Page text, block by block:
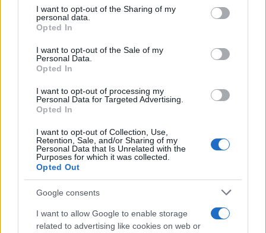
I want to opt-out of the Sharing of my
personal data.
Opted In
I want to opt-out of the Sale of my
Personal Data.
Opted In
I want to opt-out of processing my
Personal Data for Targeted Advertising.
Opted In
I want to opt-out of Collection, Use,
Retention, Sale, and/or Sharing of my
Personal Data that Is Unrelated with the
Purposes for which it was collected.
Opted Out
Google consents
I want to allow Google to enable storage
related to advertising like cookies on web or